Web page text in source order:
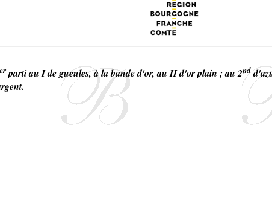
erparti au I de gueules, à la bande d'or, au II d'or plain ; au 2nd